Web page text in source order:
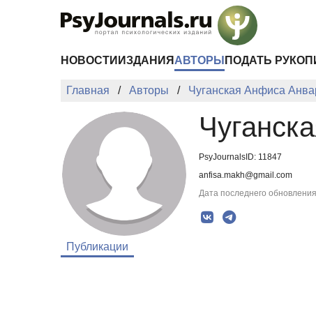
НОВОСТИ ИЗДАНИЯ АВТОРЫ ПОДАТЬ
Главная Авторы Чуганская Анфиса
PsyJournalsID: 11847
anfisa.makh@gmail.com
Дата последнего
Публикации